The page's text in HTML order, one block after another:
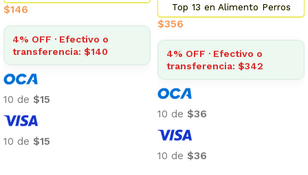
$146
4% OFF · Efectivo o
transferencia: $140
10 de $15
10 de $15
Top 13 en Alimento Perros
$356
4% OFF · Efectivo o
transferencia: $342
10 de $36
10 de $36